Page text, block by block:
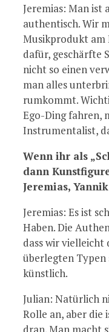
Jeremias: Man ist
authentisch. Wir
Musikprodukt am
dafür, geschärfte
nicht so einen
man alles
rumkommt.
Ego-Ding fahren,
Instrumentalist,
Wenn ihr als
dann
Jeremias,
Jeremias: Es ist
Haben. Die
dass wir
überlegten Typen
künstlich.
Julian: Natürlich
Rolle an, aber die
dran. Man macht